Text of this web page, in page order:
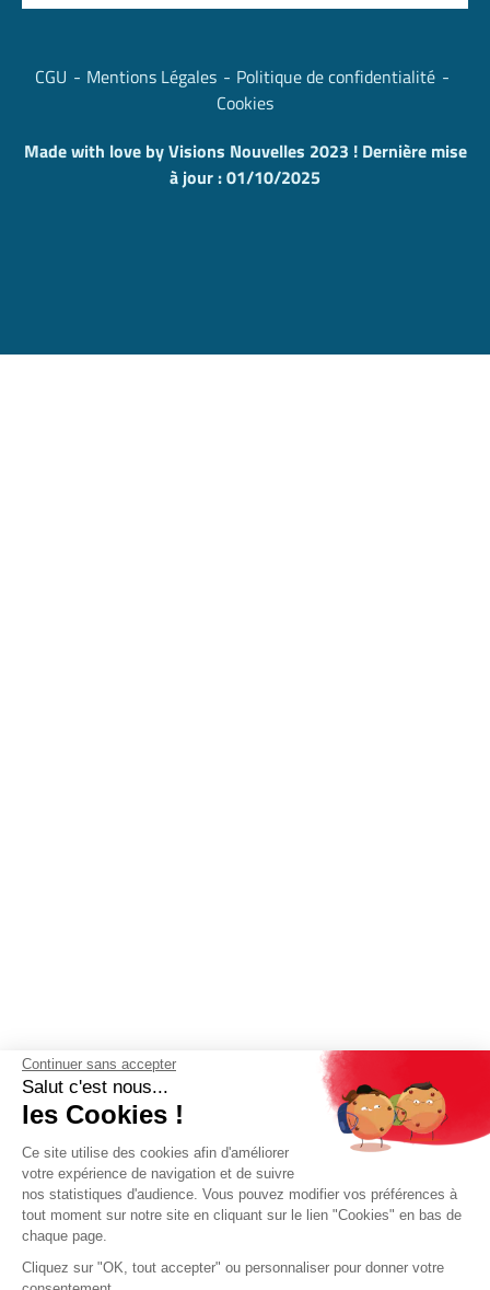
Continuer sans accepter
Salut c'est nous...
les Cookies !
Ce site utilise des cookies afin d'améliorer
votre expérience de navigation et de suivre
nos statistiques d'audience. Vous pouvez modifier vos préférences à
tout moment sur notre site en cliquant sur le lien "Cookies" en bas de
chaque page.
Cliquez sur "OK, tout accepter" ou personnaliser pour donner votre
CGU Mentions Légales
Politique de confidentialité
Cookies
Made with love by Visions Nouvelles 2023 ! Dernière mise
à jour : 01/10/2025